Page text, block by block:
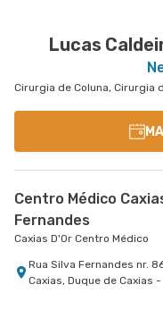
Andar - Olaria, Rio de
Lucas
Centro Médico
Fernandes
Caxias D'Or Centro Médico
Rua Silva Fernandes nr.
Caxias, Duque de Caxias -